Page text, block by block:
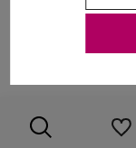
Moje konto
Zakupy